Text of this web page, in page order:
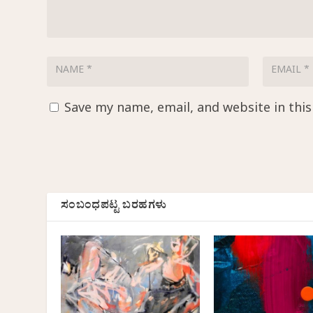
Save my name, email, and website in
ಸಂಬಂಧಪಟ್ಟ ಬರಹಗಳು